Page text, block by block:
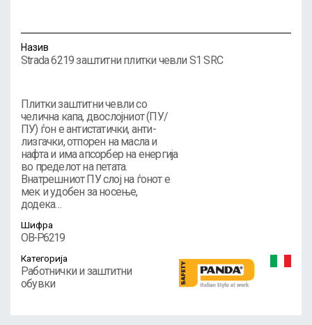
Назив
Strada 6219 заштитни плитки чевли S1 SRC
Плитки заштитни чевли со
челична капа, двослојниот (ПУ/
ПУ) ѓон е антистатички, анти-
лизгачки, отпорен на масла и
нафта и има апсорбер на енергија
во пределот на петата.
Внатрешниот ПУ слој на ѓонот е
мек и удобен за носење,
додека…
Шифра
OB-P6219
Категорија
Работнички и заштитни
обувки